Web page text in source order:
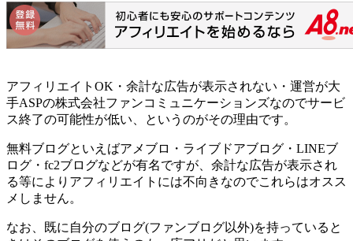
アフィリエイトOK・余計な広告が表示されない・運営が大
手ASPの株式会社ファンコミュニケーションズなのでサービ
ス終了の可能性が低い 、というのがその理由です。
無料ブログといえばアメブロ・ライブドアブログ・LINEブ
ログ・fc2ブログなどが有名ですが、余計な広告が表示され
る等によりアフィリエイトには不向きなのでこれらはオスス
メしません。
なお、既に自分のブログ(ファンブログ以外)を持っていると